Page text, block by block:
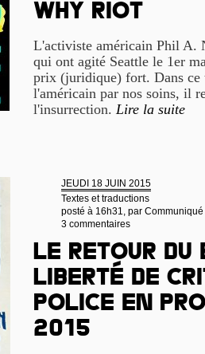
Why riot
L'activiste américain Phil A.
qui ont agité Seattle le 1er
prix (juridique) fort. Dans ce
l'américain par nos soins, il
l'insurrection. Lire la suite
JEUDI 18 JUIN 2015
Textes et traductions
posté à 16h31, par Communiqué
3 commentaires
Le retour du
liberté de
police en
2015